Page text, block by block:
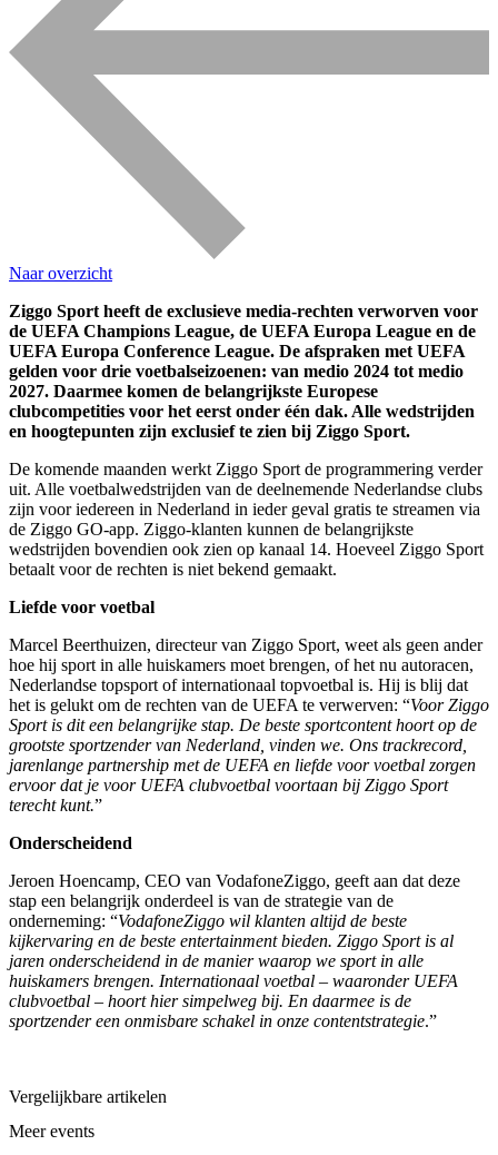
Naar overzicht
Ziggo Sport heeft de exclusieve media-rechten verworven voor
de UEFA Champions League, de UEFA Europa League en de
UEFA Europa Conference League. De afspraken met UEFA
gelden voor drie voetbalseizoenen: van medio 2024 tot medio
2027. Daarmee komen de belangrijkste Europese
clubcompetities voor het eerst onder één dak. Alle wedstrijden
en hoogtepunten zijn exclusief te zien bij Ziggo Sport.
De komende maanden werkt Ziggo Sport de programmering verder
uit. Alle voetbalwedstrijden van de deelnemende Nederlandse clubs
zijn voor iedereen in Nederland in ieder geval gratis te streamen via
de Ziggo GO-app. Ziggo-klanten kunnen de belangrijkste
wedstrijden bovendien ook zien op kanaal 14. Hoeveel Ziggo Sport
betaalt voor de rechten is niet bekend gemaakt.
Liefde voor voetbal
Marcel Beerthuizen, directeur van Ziggo Sport, weet als geen ander
hoe hij sport in alle huiskamers moet brengen, of het nu autoracen,
Nederlandse topsport of internationaal topvoetbal is. Hij is blij dat
het is gelukt om de rechten van de UEFA te verwerven: “Voor Ziggo
Sport is dit een belangrijke stap. De beste sportcontent hoort op de
grootste sportzender van Nederland, vinden we. Ons trackrecord,
jarenlange partnership met de UEFA en liefde voor voetbal zorgen
ervoor dat je voor UEFA clubvoetbal voortaan bij Ziggo Sport
terecht kunt.”
Onderscheidend
Jeroen Hoencamp, CEO van VodafoneZiggo, geeft aan dat deze
stap een belangrijk onderdeel is van de strategie van de
onderneming: “VodafoneZiggo wil klanten altijd de beste
kijkervaring en de beste entertainment bieden. Ziggo Sport is al
jaren onderscheidend in de manier waarop we sport in alle
huiskamers brengen. Internationaal voetbal – waaronder UEFA
clubvoetbal – hoort hier simpelweg bij. En daarmee is de
sportzender een onmisbare schakel in onze contentstrategie.”
Vergelijkbare artikelen
Meer events